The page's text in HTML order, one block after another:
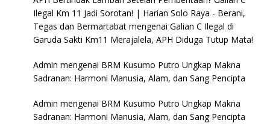
Ilegal Km 11 Jadi Sorotan! | Harian Solo Raya - Berani,
Tegas dan Bermartabat mengenai Galian C Ilegal di
Garuda Sakti Km11 Merajalela, APH Diduga Tutup Mata!
Admin mengenai BRM Kusumo Putro Ungkap Makna
Sadranan: Harmoni Manusia, Alam, dan Sang Pencipta
Admin mengenai BRM Kusumo Putro Ungkap Makna
Sadranan: Harmoni Manusia, Alam, dan Sang Pencipta